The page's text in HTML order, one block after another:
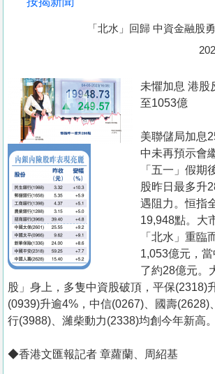
置
業
手
冊
關
於
我
們
「北水」回歸 中資金融股
未懼加息 港股
至1053億
美聯儲局加息
中未再預示會
「五一」假期
股昨日最多升
遇阻力。恒指
19,948點。大
「北水」重臨
1,053億元，
了約28億元。
股」身上，多隻中資股破頂，平保(2318)
(0939)升逾4%，中信(0267)、國壽(2628)
行(3988)、濰柴動力(2338)均創今年新高。
◆香港文匯報記者 章蘿蘭、周紹基